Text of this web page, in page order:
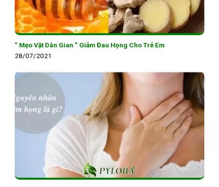
” Mẹo Vặt Dân Gian ” Giảm Đau Họng Cho Trẻ Em
28/07/2021